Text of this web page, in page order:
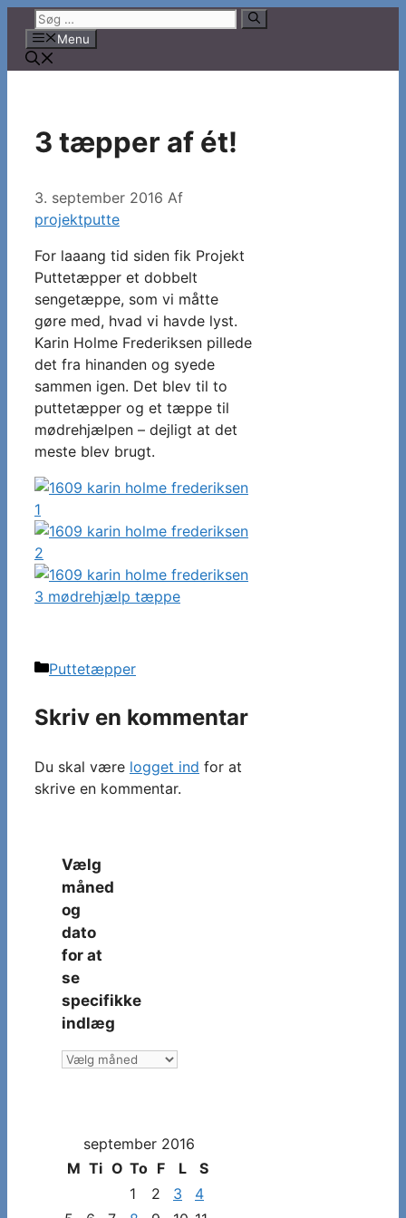
indhold
Søg
efter:Menu
3 tæpper af ét!
3. september 2016 Af
projektputte
For laaang tid siden fik Projekt
Puttetæpper et dobbelt
sengetæppe, som vi måtte
gøre med, hvad vi havde lyst.
Karin Holme Frederiksen pillede
det fra hinanden og syede
sammen igen. Det blev til to
puttetæpper og et tæppe til
mødrehjælpen – dejligt at det
meste blev brugt.
Kategorier
Puttetæpper
Skriv en kommentar
Du skal være logget ind for at
skrive en kommentar.
Vælg
måned
og
dato
for at
se
specifikke
indlæg
Vælg
at
specifikke
september 2016
M Ti O To F L
S
1
2 3
4